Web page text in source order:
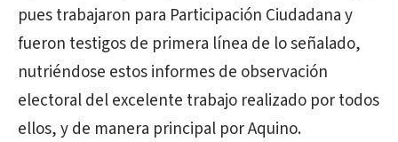
pues trabajaron para Participación Ciudadana y
fueron testigos de primera línea de lo señalado,
nutriéndose estos informes de observación
electoral del excelente trabajo realizado por todos
ellos, y de manera principal por Aquino.